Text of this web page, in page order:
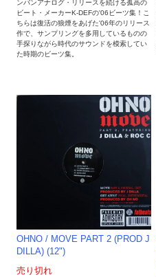
ンバンアナログ・リリースを続ける孤高の
ビート・メーカーK-DEFの'06ビーツ集！こ
ちらは復活の狼煙をあげた'06年のリリース
作で、サンプリングを多用しているものの
手探りながら時代のサウンドを模索してい
た時期のビーツ集。
OHNO / MOVE PART 2 (PROD J
DILLA) (12")
売り切れ